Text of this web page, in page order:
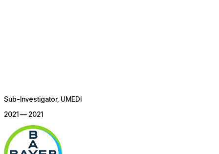
Sub-Investigator, UMEDI
2021 — 2021